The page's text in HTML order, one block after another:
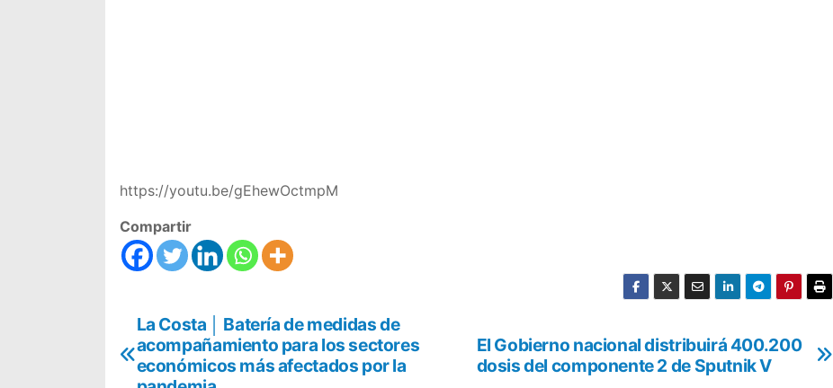
https://youtu.be/gEhewOctmpM
Compartir
N
a
El Gobierno nacional distribuirá 400.200
dosis del componente 2 de Sputnik V
La Costa │ Batería de medidas de
acompañamiento para los sectores
económicos más afectados por la